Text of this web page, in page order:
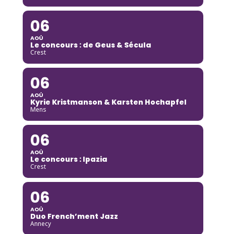
06
AOÛ
Le concours : de Geus & Sécula
Crest
06
AOÛ
Kyrie Kristmanson & Karsten Hochapfel
Mens
06
AOÛ
Le concours : Ipazia
Crest
06
AOÛ
Duo French’ment Jazz
Annecy